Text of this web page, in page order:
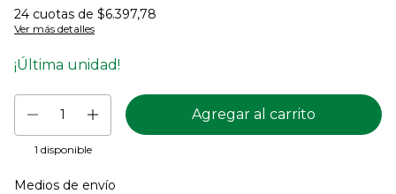
24 cuotas de $6.397,78
Ver más detalles
¡Última unidad!
1 disponible
Entregas para el CP:
Medios de envío